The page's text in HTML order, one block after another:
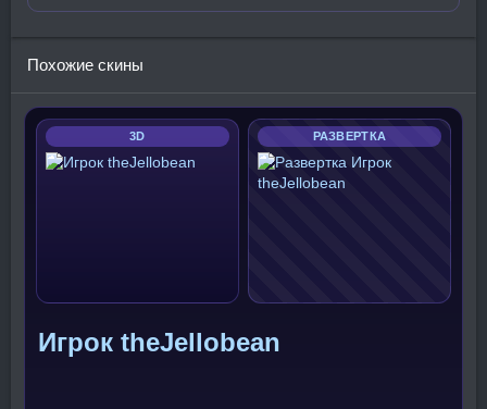
Похожие скины
3D РАЗВЕРТКА
Игрок theJellobean